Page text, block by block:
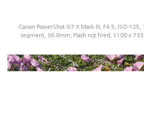
Canon PowerShot G7 X Mark III, F4.5, ISO-
segment, 36.8mm, Flash not fired, 1100 x